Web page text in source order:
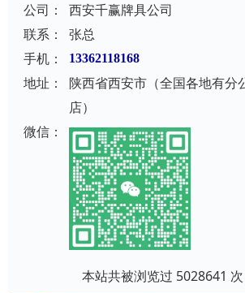
公司：
西安千赢牌具公司
联系：
张总
手机：
13362118168
地址：
陕西省西安市（全国各地有分
店）
微信：
本站共被浏览过 5028641 次